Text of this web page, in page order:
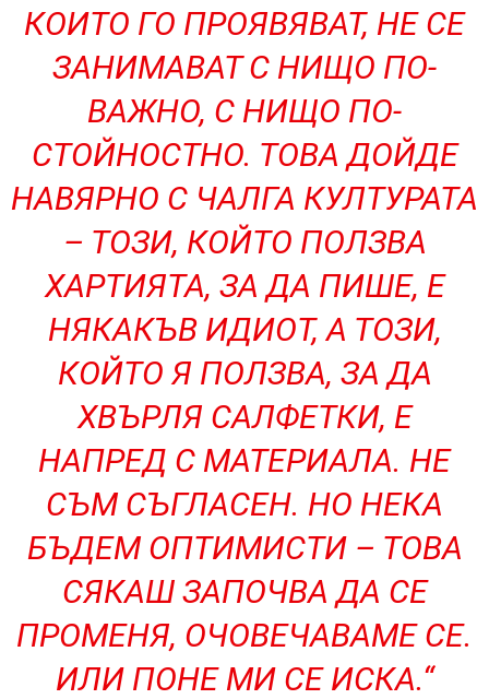
КОИТО ГО ПРОЯВЯВАТ, НЕ СЕ
ЗАНИМАВАТ С НИЩО ПО-
ВАЖНО, С НИЩО ПО-
СТОЙНОСТНО. ТОВА ДОЙДЕ
НАВЯРНО С ЧАЛГА КУЛТУРАТА
– ТОЗИ, КОЙТО ПОЛЗВА
ХАРТИЯТА, ЗА ДА ПИШЕ, Е
НЯКАКЪВ ИДИОТ, А ТОЗИ,
КОЙТО Я ПОЛЗВА, ЗА ДА
ХВЪРЛЯ САЛФЕТКИ, Е
НАПРЕД С МАТЕРИАЛА. НЕ
СЪМ СЪГЛАСЕН. НО НЕКА
БЪДЕМ ОПТИМИСТИ – ТОВА
СЯКАШ ЗАПОЧВА ДА СЕ
ПРОМЕНЯ, ОЧОВЕЧАВАМЕ СЕ.
ИЛИ ПОНЕ МИ СЕ ИСКА.“